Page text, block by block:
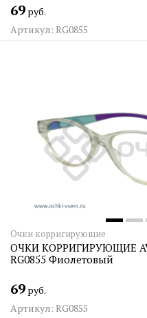
69 руб.
Артикул: RG0855
Очки корригирующие
ОЧКИ КОРРИГИРУЮЩИЕ
RG0855 Фиолетовый
69 руб.
Артикул: RG0855